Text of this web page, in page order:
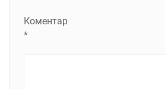
Коментар
*